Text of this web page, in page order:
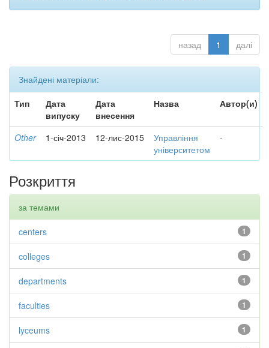
назад 1 далі
Знайдені матеріали:
Тип
Дата
випуску
Дата
внесення
Назва Автор(и)
Other 1-січ-2013 12-лис-2015
Управління
університетом
-
Розкриття
за темами
1
centers
1
colleges
1
departments
1
faculties
1
lyceums